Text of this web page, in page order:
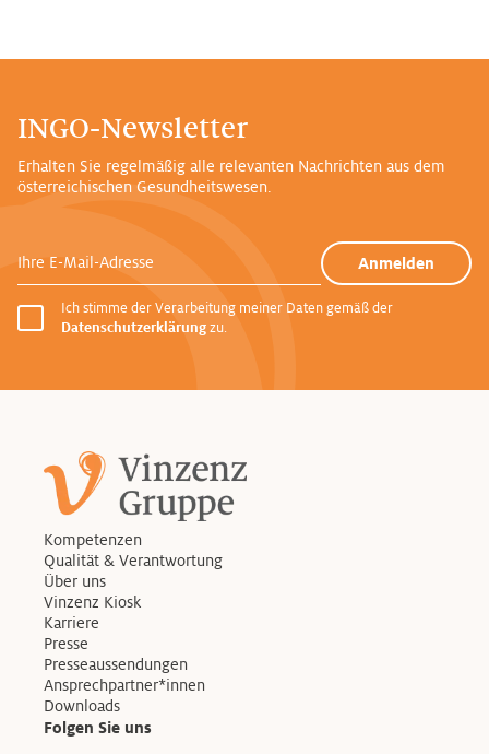
INGO-Newsletter
Erhalten Sie regelmäßig alle relevanten Nachrichten aus dem
österreichischen Gesundheitswesen.
Ihre E-Mail-Adresse
Anmelden
Ich stimme der Verarbeitung meiner Daten gemäß der
Datenschutzerklärung zu.
Kompetenzen
Qualität & Verantwortung
Über uns
Vinzenz Kiosk
Karriere
Presse
Presseaussendungen
Ansprechpartner*innen
Downloads
Folgen Sie uns